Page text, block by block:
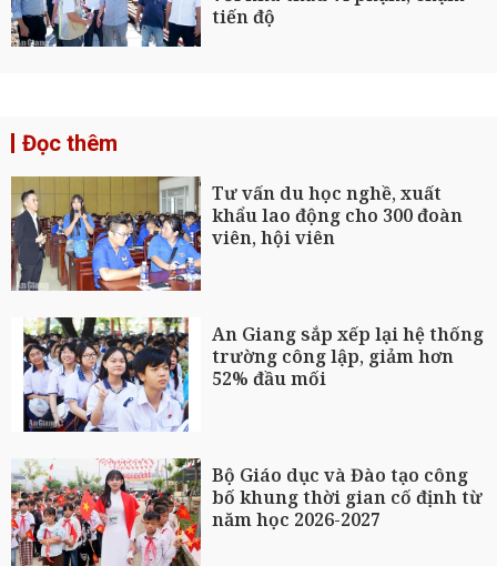
tiến độ
Đọc thêm
Tư vấn du học nghề, xuất
khẩu lao động cho 300 đoàn
viên, hội viên
An Giang sắp xếp lại hệ thống
trường công lập, giảm hơn
52% đầu mối
Bộ Giáo dục và Đào tạo công
bố khung thời gian cố định từ
năm học 2026-2027